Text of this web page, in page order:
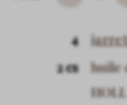
4
2 cs
huile
HOLL